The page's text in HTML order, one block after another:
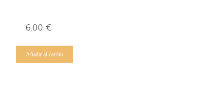
6,00 €
Añadir al carrito